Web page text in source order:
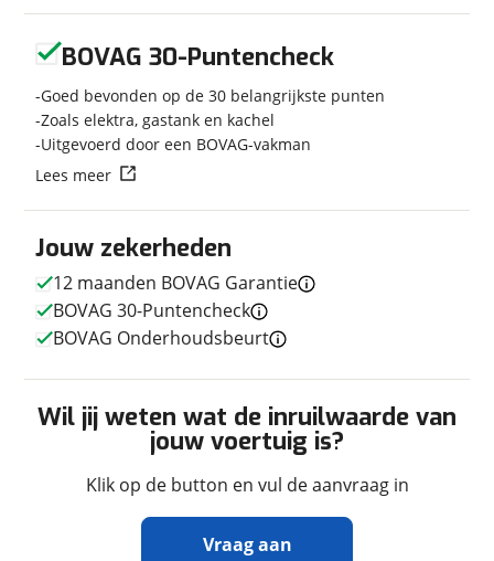
Bouwjaar
2017
Modeljaar
2007
Soort voertuig
Camper
Nieuw of occasion
Occasion
Techniek
Transmissie
Automaat
Vermogen
204pk
Afmetingen en gewicht
4,90 m
Maximaal toelaatbaar
3.080 kg
Jouw zekerheden
12 maanden BOVAG Garantie
BOVAG 30-Puntencheck
BOVAG Onderhoudsbeurt
Wil jij weten wat de inruilwaarde van
jouw voertuig is?
Klik op de button en vul de aanvraag in
Vraag aan
BOVAG 30-Puntencheck
Goed bevonden op de 30 belangrijkste punten
Zoals elektra, gastank en kachel
Uitgevoerd door een BOVAG-vakman
Lees meer